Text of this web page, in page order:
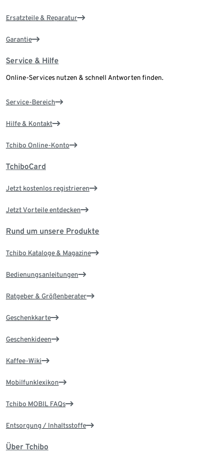
Ersatzteile & Reparatur
Garantie
Service & Hilfe
Online-Services nutzen & schnell Antworten finden.
Service-Bereich
Hilfe & Kontakt
Tchibo Online-Konto
TchiboCard
Jetzt kostenlos registrieren
Jetzt Vorteile entdecken
Rund um unsere Produkte
Tchibo Kataloge & Magazine
Bedienungsanleitungen
Ratgeber & Größenberater
Geschenkkarte
Geschenkideen
Kaffee-Wiki
Mobilfunklexikon
Tchibo MOBIL FAQs
Entsorgung / Inhaltsstoffe
Über Tchibo